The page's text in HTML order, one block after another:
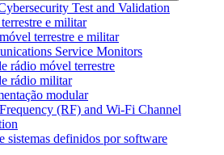
Test and Validation
e militar
terrestre e militar
Service Monitors
rádio móvel terrestre
rádio militar
modular
(RF) and Wi-Fi Channel
sistemas definidos por software